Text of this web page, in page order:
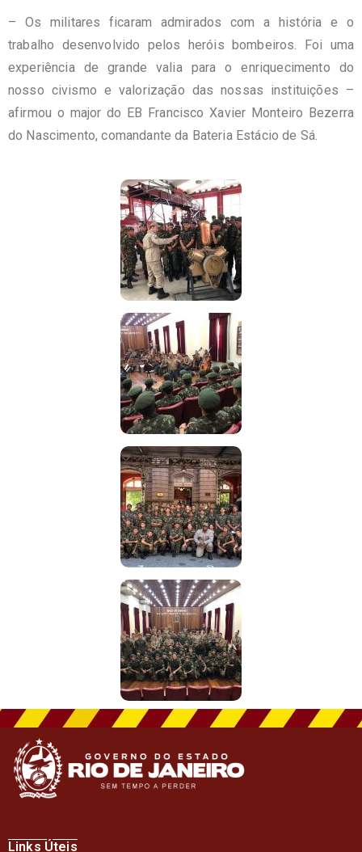
– Os militares ficaram admirados com a história e o
trabalho desenvolvido pelos heróis bombeiros. Foi uma
experiência de grande valia para o enriquecimento do
nosso civismo e valorização das nossas instituições –
afirmou o major do EB Francisco Xavier Monteiro Bezerra
do Nascimento, comandante da Bateria Estácio de Sá.
Links Úteis